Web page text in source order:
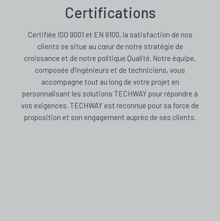
Certifications
Certifiée ISO 9001 et EN 9100, la satisfaction de nos
clients se situe au cœur de notre stratégie de
croissance et de notre politique Qualité. Notre équipe,
composée d’ingénieurs et de techniciens, vous
accompagne tout au long de votre projet en
personnalisant les solutions TECHWAY pour répondre à
vos exigences. TECHWAY est reconnue pour sa force de
proposition et son engagement auprès de ses clients.